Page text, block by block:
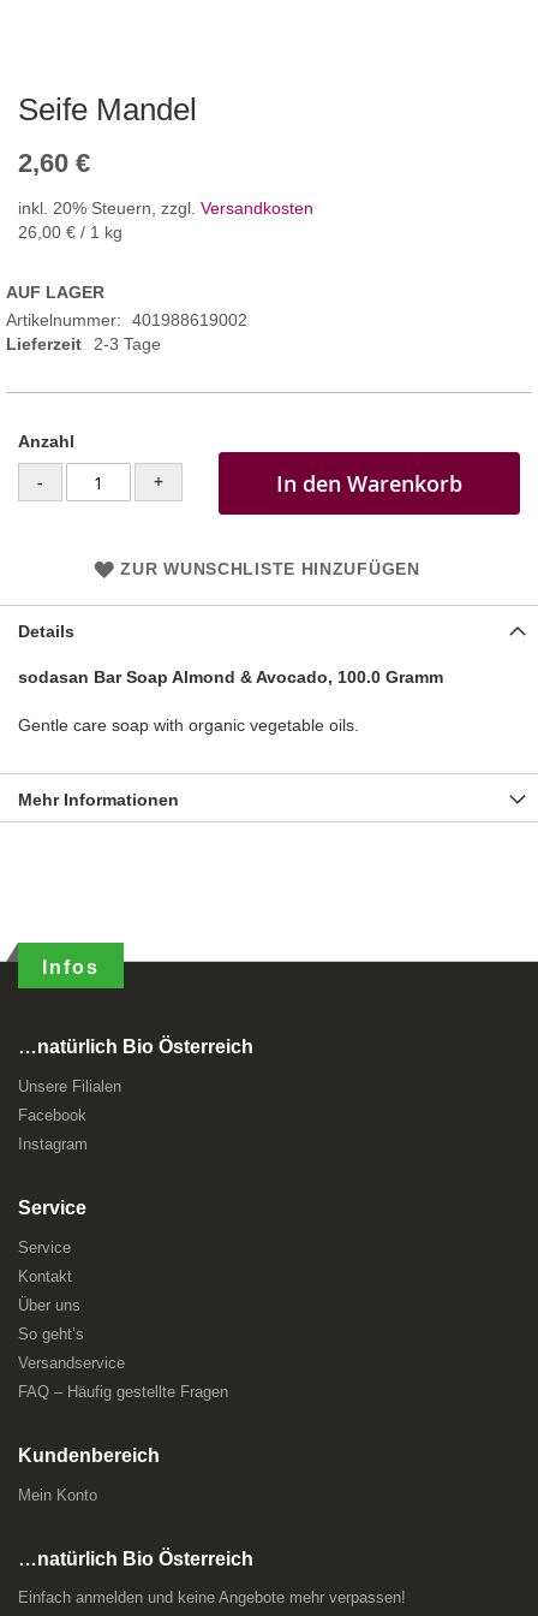
Seife Mandel
2,60 €
inkl. 20% Steuern, zzgl. Versandkosten
26,00 € / 1 kg
AUF LAGER
Artikelnummer
401988619002
Lieferzeit
2-3 Tage
Anzahl
- + In den Warenkorb
ZUR WUNSCHLISTE HINZUFÜGEN
Details
sodasan Bar Soap Almond & Avocado, 100.0 Gramm
Gentle care soap with organic vegetable oils.
Mehr Informationen
Infos
…natürlich Bio Österreich
Unsere Filialen
Facebook
Instagram
Service
Service
Kontakt
Über uns
So geht’s
Versandservice
FAQ – Häufig gestellte Fragen
Kundenbereich
Mein Konto
…natürlich Bio Österreich
Einfach anmelden und keine Angebote mehr verpassen!